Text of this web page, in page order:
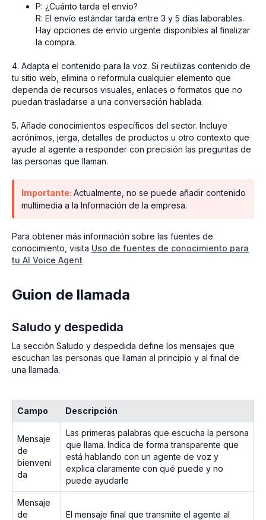
P: ¿Cuánto tarda el envío?
R: El envío estándar tarda entre 3 y 5 días laborables.
Hay opciones de envío urgente disponibles al finalizar
la compra.
4. Adapta el contenido para la voz. Si reutilizas contenido de
tu sitio web, elimina o reformula cualquier elemento que
dependa de recursos visuales, enlaces o formatos que no
puedan trasladarse a una conversación hablada.
5. Añade conocimientos específicos del sector. Incluye
acrónimos, jerga, detalles de productos u otro contexto que
ayude al agente a responder con precisión las preguntas de
las personas que llaman.
Importante: Actualmente, no se puede añadir contenido
multimedia a la Información de la empresa.
Para obtener más información sobre las fuentes de
conocimiento, visita Uso de fuentes de conocimiento para
tu AI Voice Agent
Guion de llamada
Saludo y despedida
La sección Saludo y despedida define los mensajes que
escuchan las personas que llaman al principio y al final de
una llamada.
Campo Descripción
Mensaje
de
bienveni
da
Las primeras palabras que escucha la persona
que llama. Indica de forma transparente que
está hablando con un agente de voz y
explica claramente con qué puede y no
puede ayudarle
Mensaje
de
El mensaje final que transmite el agente al